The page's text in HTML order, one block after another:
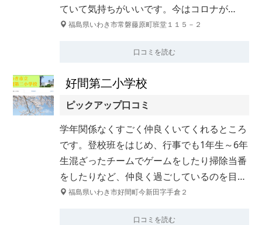
ていて気持ちがいいです。今はコロナが…
福島県いわき市常磐藤原町班堂１１５－２
口コミを読む
好間第二小学校
ピックアップ口コミ
学年関係なくすごく仲良くいてくれるところ
です。登校班をはじめ、行事でも1年生～6年
生混ざったチームでゲームをしたり掃除当番
をしたりなど、仲良く過ごしているのを目…
福島県いわき市好間町今新田字手倉２
口コミを読む